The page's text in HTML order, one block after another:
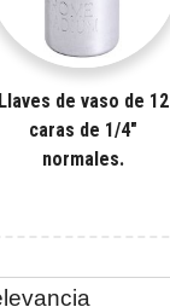
Llaves de vaso de 12
caras de 1/4"
normales.